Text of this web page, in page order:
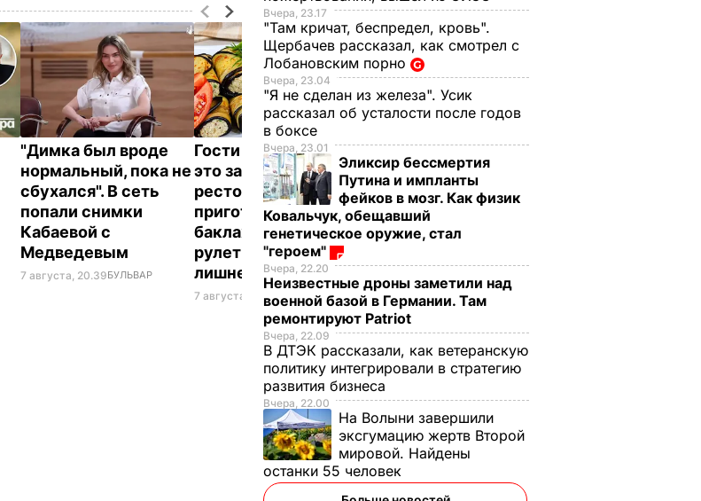
"Димка был вроде
нормальный, пока не
сбухался". В сеть
попали снимки
Кабаевой с
Медведевым
7 августа, 20.39БУЛЬВАР
Гости думают, что
это закуска из
ресторана. Как
приготовить нежные
баклажанные
рулетики без
лишнего жира
7 августа, 20.17БУЛЬВАР
"Ничего навязывать
не буду". Драпатый
рассказал, какую
профессию выбрал
его сын
Вчера, 23.17
"Там кричат, беспредел, кровь".
Щербачев рассказал, как смотрел с
Лобановским порно
Вчера, 23.04
"Я не сделан из железа". Усик
рассказал об усталости после годов
в боксе
Вчера, 23.01
Эликсир бессмертия
Путина и импланты
фейков в мозг. Как физик
Ковальчук, обещавший
генетическое оружие, стал
"героем"
Вчера, 22.20
Неизвестные дроны заметили над
военной базой в Германии. Там
ремонтируют Patriot
Вчера, 22.09
В ДТЭК рассказали, как ветеранскую
политику интегрировали в стратегию
развития бизнеса
Вчера, 22.00
На Волыни завершили
эксгумацию жертв Второй
мировой. Найдены
останки 55 человек